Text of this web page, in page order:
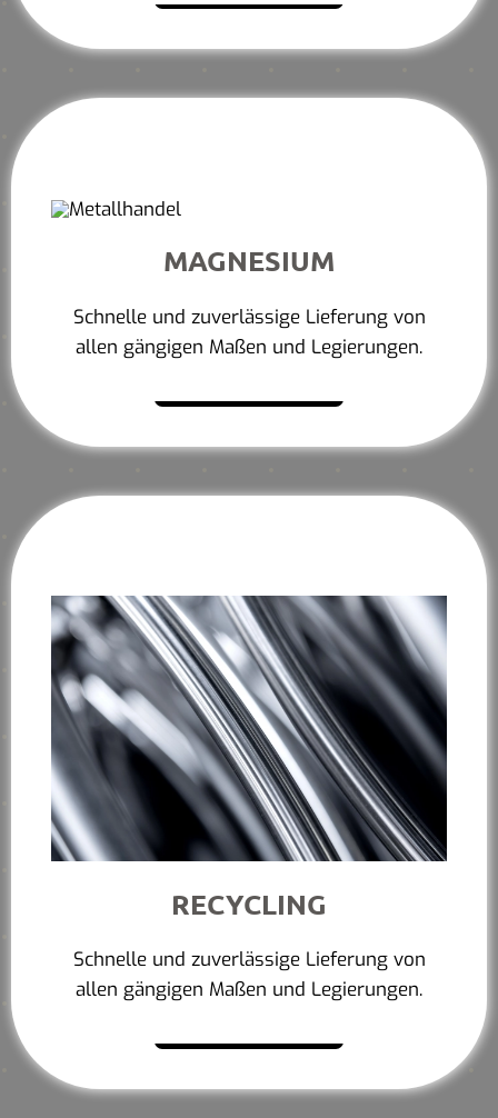
MAGNESIUM
Schnelle und zuverlässige Lieferung von
allen gängigen Maßen und Legierungen.
RECYCLING
Schnelle und zuverlässige Lieferung von
allen gängigen Maßen und Legierungen.